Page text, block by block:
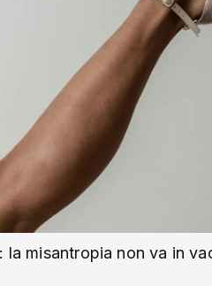
misantropia non va in